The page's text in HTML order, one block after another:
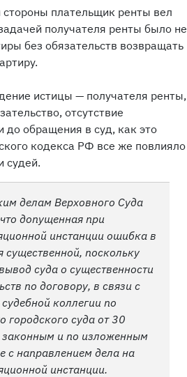
стороны плательщик ренты вел
получателя ренты было не
без обязательств возвращать
истицы — получателя ренты,
отсутствие
до обращения в суд, как это
кодекса РФ все же повлияло
судей.
делам Верховного Суда
допущенная при
инстанции ошибка в
существенной, поскольку
суда о существенности
по договору, в связи с
коллегии по
суда от 30
законным и по изложенным
с направлением дела на
инстанции.